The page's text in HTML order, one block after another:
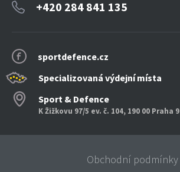
sportdefence.cz
Specializovaná výdejní místa
Sport & Defence
K Žižkovu 97/5 ev. č. 104, 190 00 Praha 9
+420 284 841 135
Obchodní podmínky